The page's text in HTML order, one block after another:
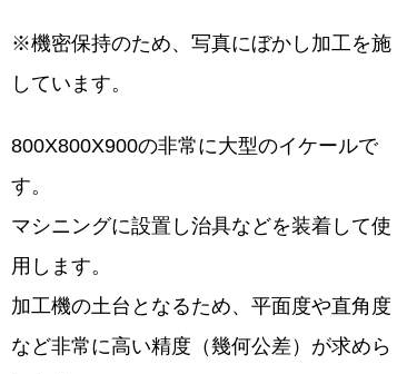
※機密保持のため、写真にぼかし加工を施
しています。
800X800X900の非常に大型のイケールで
す。
マシニングに設置し治具などを装着して使
用します。
加工機の土台となるため、平面度や直角度
など非常に高い精度（幾何公差）が求めら